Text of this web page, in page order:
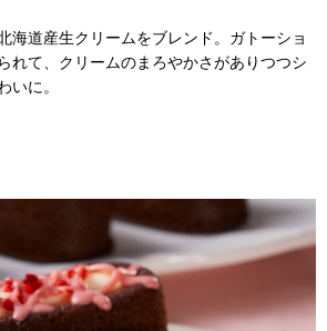
海道産生クリームをブレンド。ガトーショ
れて、クリームのまろやかさがありつつシ
いに。